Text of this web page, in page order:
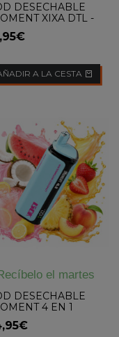
DESECHABLE
XIXA DTL -
LIMA
A LA CESTA
el martes
DESECHABLE
4 EN 1
/ TRIPLE